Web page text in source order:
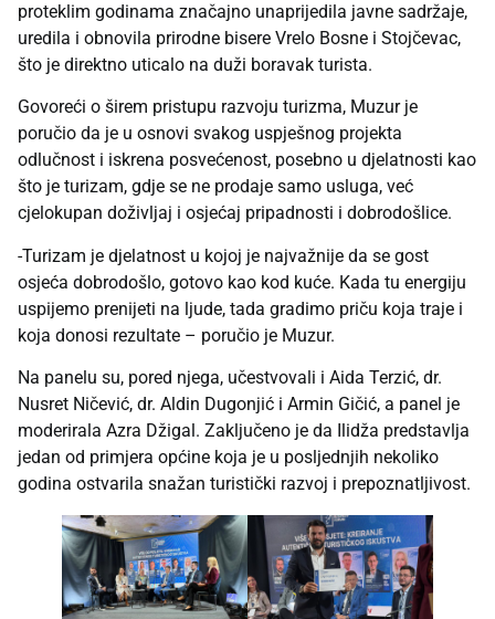
proteklim godinama značajno unaprijedila javne sadržaje,
uredila i obnovila prirodne bisere Vrelo Bosne i Stojčevac,
što je direktno uticalo na duži boravak turista.
Govoreći o širem pristupu razvoju turizma, Muzur je
poručio da je u osnovi svakog uspješnog projekta
odlučnost i iskrena posvećenost, posebno u djelatnosti kao
što je turizam, gdje se ne prodaje samo usluga, već
cjelokupan doživljaj i osjećaj pripadnosti i dobrodošlice.
-Turizam je djelatnost u kojoj je najvažnije da se gost
osjeća dobrodošlo, gotovo kao kod kuće. Kada tu energiju
uspijemo prenijeti na ljude, tada gradimo priču koja traje i
koja donosi rezultate – poručio je Muzur.
Na panelu su, pored njega, učestvovali i Aida Terzić, dr.
Nusret Ničević, dr. Aldin Dugonjić i Armin Gičić, a panel je
moderirala Azra Džigal. Zaključeno je da Ilidža predstavlja
jedan od primjera općine koja je u posljednjih nekoliko
godina ostvarila snažan turistički razvoj i prepoznatljivost.